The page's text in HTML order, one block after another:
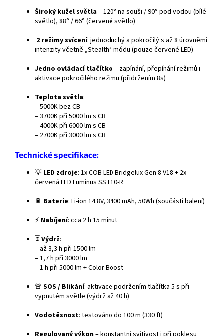
Široký kužel světla– 120° na souši / 90° pod vodou (bílé
světlo), 88° / 66° (červené světlo)
2 režimy svícení: jednoduchý a pokročilý s až 8 úrovněmi
intenzity včetně „Stealth“ módu (pouze červené LED)
Jedno ovládací tlačítko – zapínání, přepínání režimů i
aktivace pokročilého režimu (přidržením 8s)
Teplota světla:
– 5000K bez CB
– 3700K při 5000 lm s CB
– 4000K při 6000 lm s CB
– 2700K při 3000 lm s CB
Technické specifikace:
💡 LED zdroje: 1x COB LED Bridgelux Gen 8 V18 + 2x
červená LED Luminus SST10-R
🔋 Baterie: Li-ion 14.8V, 3400 mAh, 50Wh (součástí balení)
⚡ Nabíjení: cca 2 h 15 minut
⏳Výdrž:
– až 3,3 h při 1500 lm
– 1,7 h při 3000 lm
– 1 h při 5000 lm + Color Boost
🚨 SOS / Blikání: aktivace podržením tlačítka 5 s při
vypnutém světle (výdrž až 40 h)
Vodotěsnost: testováno do 100 m (330 ft)
Regulovaný výkon– konstantní svítivost i při poklesu